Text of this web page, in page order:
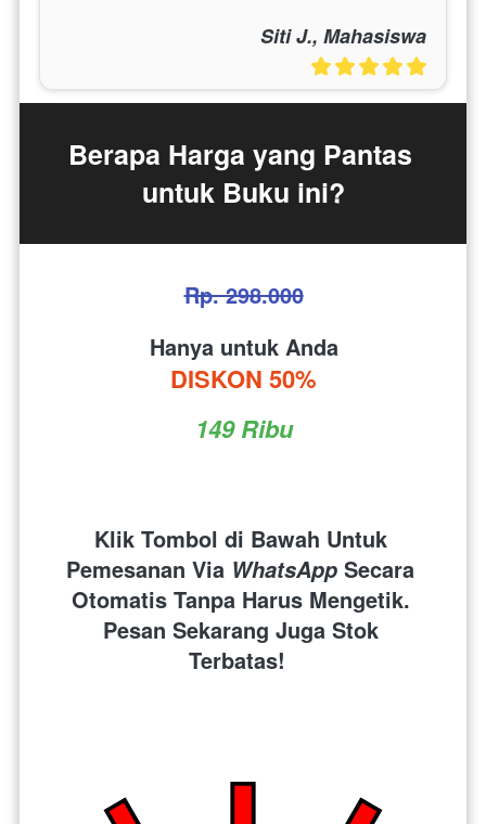
Siti J., Mahasiswa
Berapa Harga yang Pantas
untuk Buku ini?
Rp. 298.000
Hanya untuk Anda
DISKON 50%
149 Ribu
Klik Tombol di Bawah Untuk
Pemesanan Via WhatsApp Secara
Otomatis Tanpa Harus Mengetik.
Pesan Sekarang Juga Stok
Terbatas!